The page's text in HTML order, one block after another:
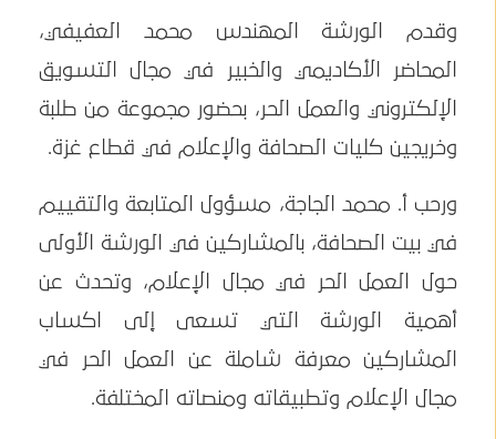
وقدم الورشة المهندس محمد العفيفي،
المحاضر الأكاديمي والخبير في مجال التسويق
الإلكتروني والعمل الحر، بحضور مجموعة من طلبة
وخريجين كليات الصحافة والإعلام في قطاع غزة.
ورحب أ. محمد الجاجة، مسؤول المتابعة والتقييم
في بيت الصحافة، بالمشاركين في الورشة الأولى
حول العمل الحر في مجال الإعلام، وتحدث عن
أهمية الورشة التي تسعى إلى اكساب
المشاركين معرفة شاملة عن العمل الحر في
مجال الإعلام وتطبيقاته ومنصاته المختلفة.